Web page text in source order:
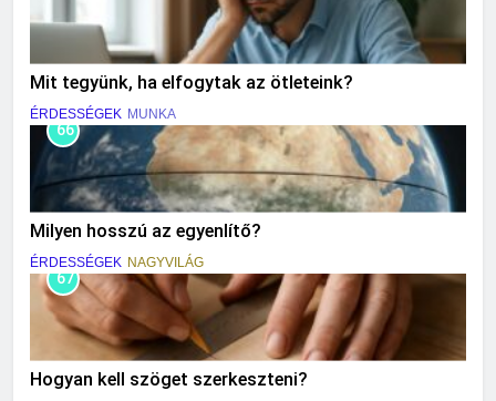
Mit tegyünk, ha elfogytak az ötleteink?
ÉRDESSÉGEK MUNKA
66
Milyen hosszú az egyenlítő?
ÉRDESSÉGEK NAGYVILÁG
67
Hogyan kell szöget szerkeszteni?